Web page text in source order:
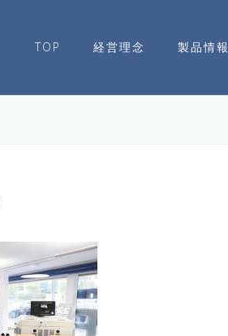
TOP 経営理念 製品情報